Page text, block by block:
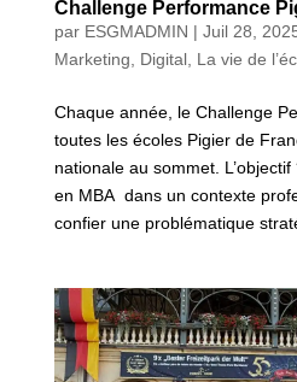
Challenge Performance
par ESGMADMIN | Juil 28,
Marketing, Digital, La vie de
Chaque année, le Challenge
toutes les écoles Pigier de
nationale au sommet.
en MBA dans un contexte
confier une problématique